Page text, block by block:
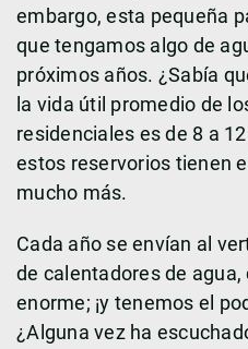
embargo, esta pequeña
que tengamos algo de
próximos años. ¿Sabía
la vida útil promedio de
residenciales es de 8 a
estos reservorios tienen
mucho más.
Cada año se envían al
de calentadores de
enorme; ¡y tenemos el
¿Alguna vez ha